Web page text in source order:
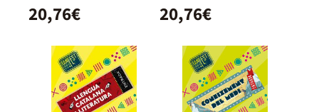
20,76€ 20,76€